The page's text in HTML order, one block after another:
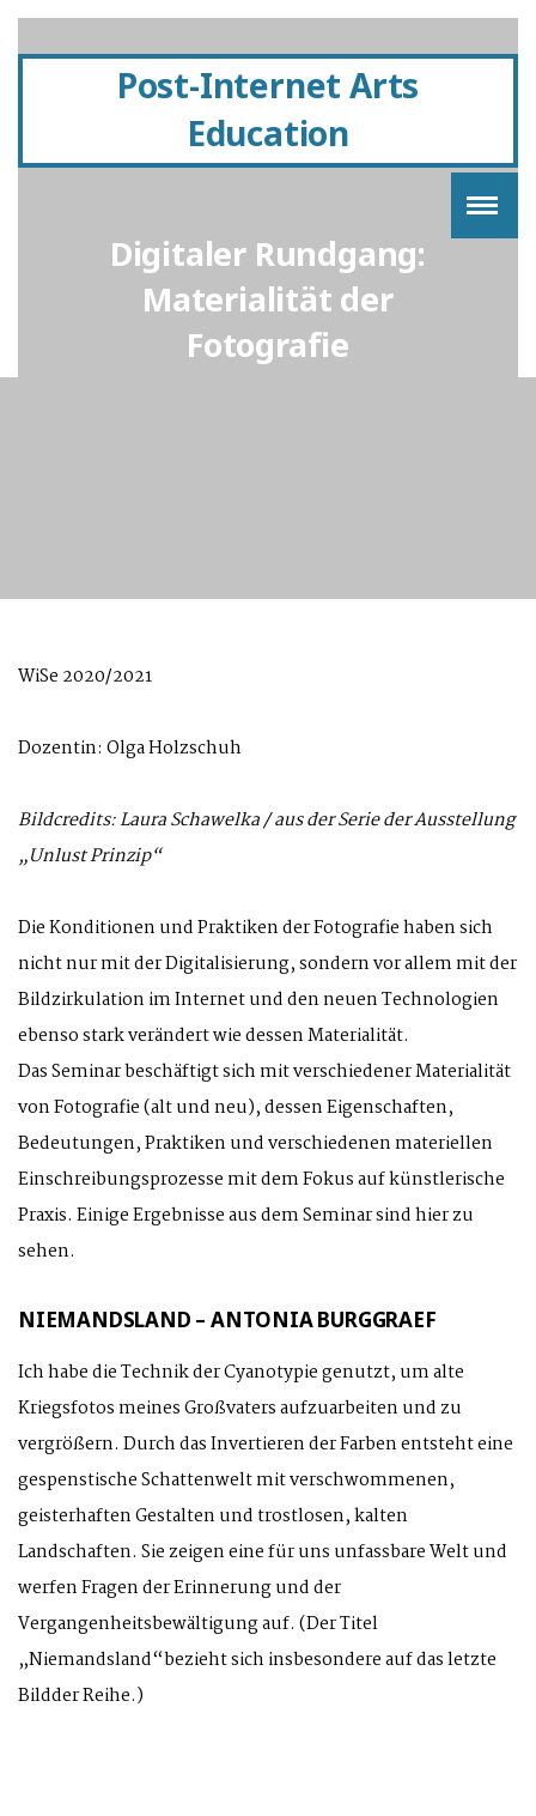
Post-Internet Arts
Education
Digitaler Rundgang:
Materialität der
Fotografie
WiSe 2020/2021
Dozentin: Olga Holzschuh
Bildcredits: Laura Schawelka / aus der Serie der Ausstellung
„Unlust Prinzip“
Die Konditionen und Praktiken der Fotografie haben sich
nicht nur mit der Digitalisierung, sondern vor allem mit der
Bildzirkulation im Internet und den neuen Technologien
ebenso stark verändert wie dessen Materialität.
Das Seminar beschäftigt sich mit verschiedener Materialität
von Fotografie (alt und neu), dessen Eigenschaften,
Bedeutungen, Praktiken und verschiedenen materiellen
Einschreibungsprozesse mit dem Fokus auf künstlerische
Praxis. Einige Ergebnisse aus dem Seminar sind hier zu
sehen.
NIEMANDSLAND – ANTONIA BURGGRAEF
Ich habe die Technik der Cyanotypie genutzt, um alte
Kriegsfotos meines Großvaters aufzuarbeiten und zu
vergrößern. Durch das Invertieren der Farben entsteht eine
gespenstische Schattenwelt mit verschwommenen,
geisterhaften Gestalten und trostlosen, kalten
Landschaften. Sie zeigen eine für uns unfassbare Welt und
werfen Fragen der Erinnerung und der
Vergangenheitsbewältigung auf. (Der Titel
„Niemandsland“bezieht sich insbesondere auf das letzte
Bildder Reihe.)